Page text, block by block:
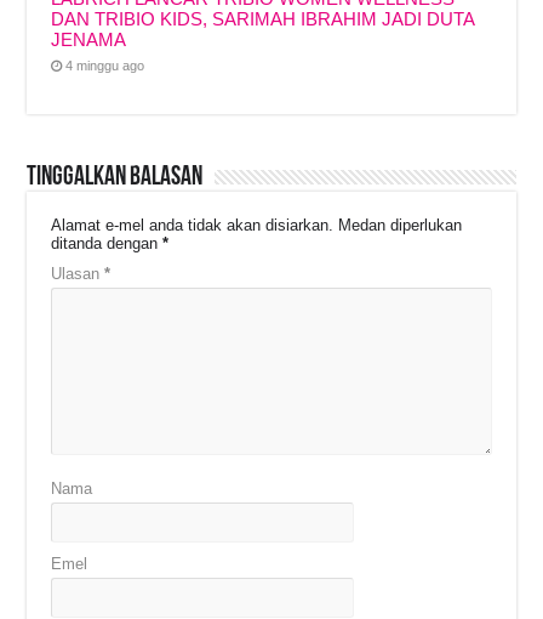
DAN TRIBIO KIDS, SARIMAH IBRAHIM JADI DUTA
JENAMA
4 minggu ago
Tinggalkan Balasan
Alamat e-mel anda tidak akan disiarkan.
Medan diperlukan
ditanda dengan*
Ulasan*
Nama
Emel